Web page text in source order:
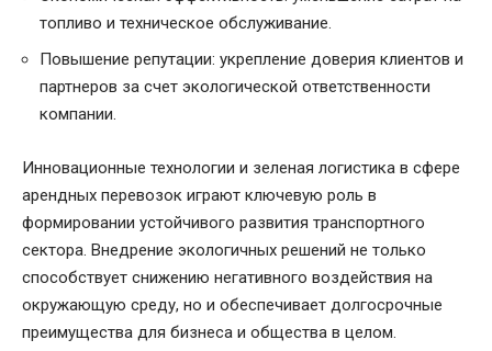
топливо и техническое обслуживание.
Повышение репутации: укрепление доверия клиентов и
партнеров за счет экологической ответственности
компании.
Инновационные технологии и зеленая логистика в сфере
арендных перевозок играют ключевую роль в
формировании устойчивого развития транспортного
сектора. Внедрение экологичных решений не только
способствует снижению негативного воздействия на
окружающую среду, но и обеспечивает долгосрочные
преимущества для бизнеса и общества в целом.